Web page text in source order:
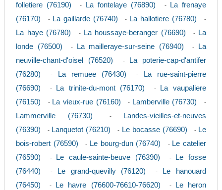
folletiere (76190)
- La fontelaye (76890) -
La frenaye
(76170)
- La gaillarde (76740) - La hallotiere (76780) -
La haye (76780) - La houssaye-beranger (76690) - La
londe (76500)
- La mailleraye-sur-seine (76940) -
La
neuville-chant-d'oisel (76520)
-
La poterie-cap-d'antifer
(76280)
- La remuee (76430) -
La rue-saint-pierre
(76690)
- La trinite-du-mont (76170) -
La vaupaliere
(76150)
- La vieux-rue (76160) - Lamberville (76730) -
Lammerville (76730) -
Landes-vieilles-et-neuves
(76390)
- Lanquetot (76210) - Le bocasse (76690) - Le
bois-robert (76590)
- Le bourg-dun (76740) - Le catelier
(76590)
- Le caule-sainte-beuve (76390) -
Le fosse
(76440)
- Le grand-quevilly (76120) -
Le hanouard
(76450)
- Le havre (76600-76610-76620) -
Le heron